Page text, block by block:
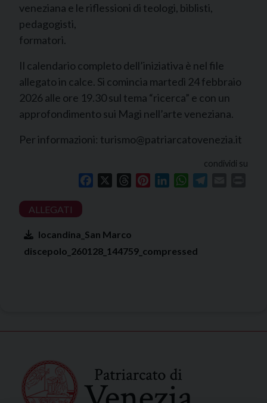
veneziana e le riflessioni di teologi, biblisti,
pedagogisti,
formatori.
Il calendario completo dell’iniziativa è nel file
allegato in calce. Si comincia martedì 24 febbraio
2026 alle ore 19.30 sul tema “ricerca” e con un
approfondimento sui Magi nell’arte veneziana.
Per informazioni: turismo@patriarcatovenezia.it
condividi su
Facebook ThreadsPinterestLinkedInWhatsApp
locandina_San Marco
discepolo_260128_144759_compressed